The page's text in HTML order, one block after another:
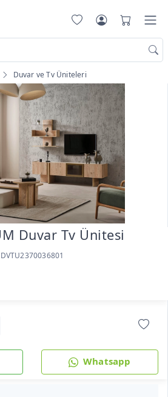
Duvar ve Tv Üniteleri
Duvar Tv Ünitesi
DVTU2370036801
Whatsapp